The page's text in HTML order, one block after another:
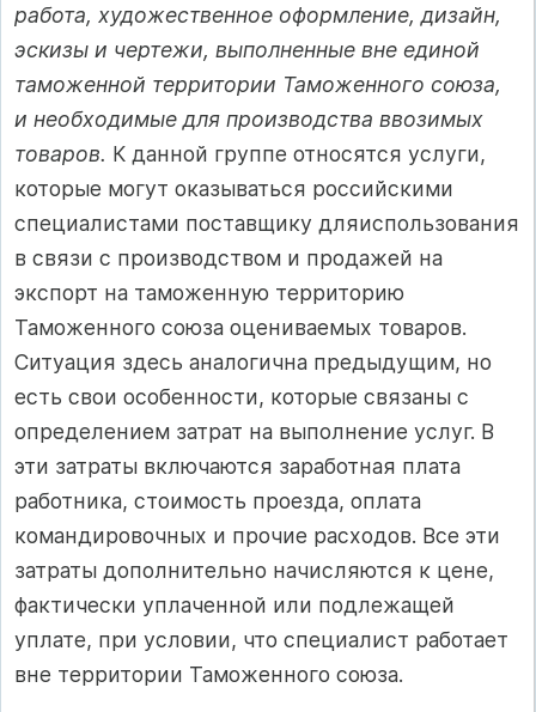
работа, художественное оформление, дизайн,
эскизы и чертежи, выполненные вне единой
таможенной территории Таможенного союза,
и необходимые для производства ввозимых
товаров. К данной группе относятся услуги,
которые могут оказываться российскими
специалистами поставщику дляиспользования
в связи с производством и продажей на
экспорт на таможенную территорию
Таможенного союза оцениваемых товаров.
Ситуация здесь аналогична предыдущим, но
есть свои особенности, которые связаны с
определением затрат на выполнение услуг. В
эти затраты включаются заработная плата
работника, стоимость проезда, оплата
командировочных и прочие расходов. Все эти
затраты дополнительно начисляются к цене,
фактически уплаченной или подлежащей
уплате, при условии, что специалист работает
вне территории Таможенного союза.